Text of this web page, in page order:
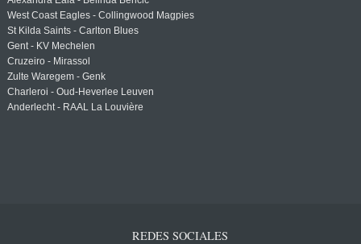
West Coast Eagles - Collingwood Magpies
St Kilda Saints - Carlton Blues
Gent - KV Mechelen
Cruzeiro - Mirassol
Zulte Waregem - Genk
Charleroi - Oud-Heverlee Leuven
Anderlecht - RAAL La Louvière
REDES SOCIALES